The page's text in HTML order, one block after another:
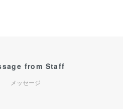
from Staff
メッセージ